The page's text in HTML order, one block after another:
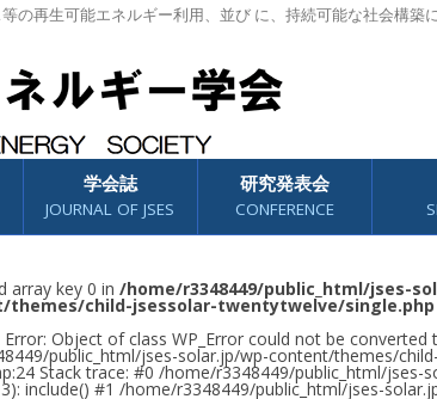
の再生可能エネルギー利用、並び に、持続可能な社会構
学会誌
JOURNAL OF JSES
研究発表会
CONFERENCE
array key 0 in /home/r3348449/public_html/jses-
themes/child-jsessolar-twentytwelve/single.php
Error: Object of class WP_Error could not be converted
public_html/jses-solar.jp/wp-content/themes/
Stack trace: #0 /home/r3348449/public_html/jses-
include() #1 /home/r3348449/public_html/jses-